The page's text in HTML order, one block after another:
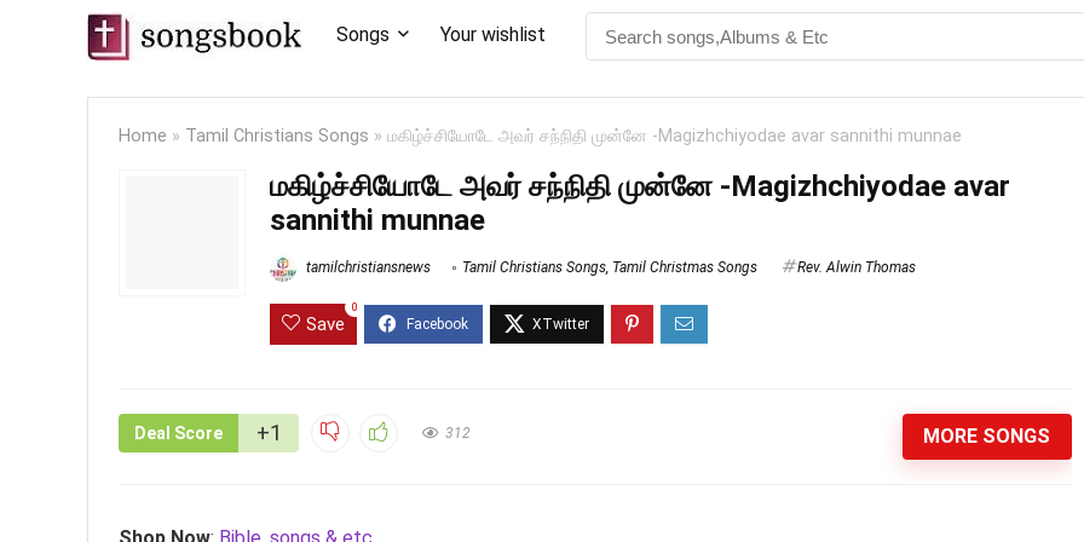
Songs Your wishlist
Home » Tamil Christians Songs » மகிழ்ச்சியோடே அவர் சந்நிதி முன்னே -Magizhchiyodae avar sannithi munnae
மகிழ்ச்சியோடே அவர் சந்நிதி முன்னே -Magizhchiyodae avar
sannithi munnae
tamilchristiansnews Tamil Christians Songs, Tamil Christmas Songs Rev. Alwin Thomas
Save
0
Deal Score +1 312 MORE SONGS